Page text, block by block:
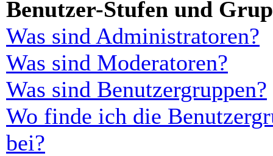
Benutzer-Stufen und
Was sind Administratoren?
Was sind Moderatoren?
Was sind Benutzergruppen?
Wo finde ich die
bei?